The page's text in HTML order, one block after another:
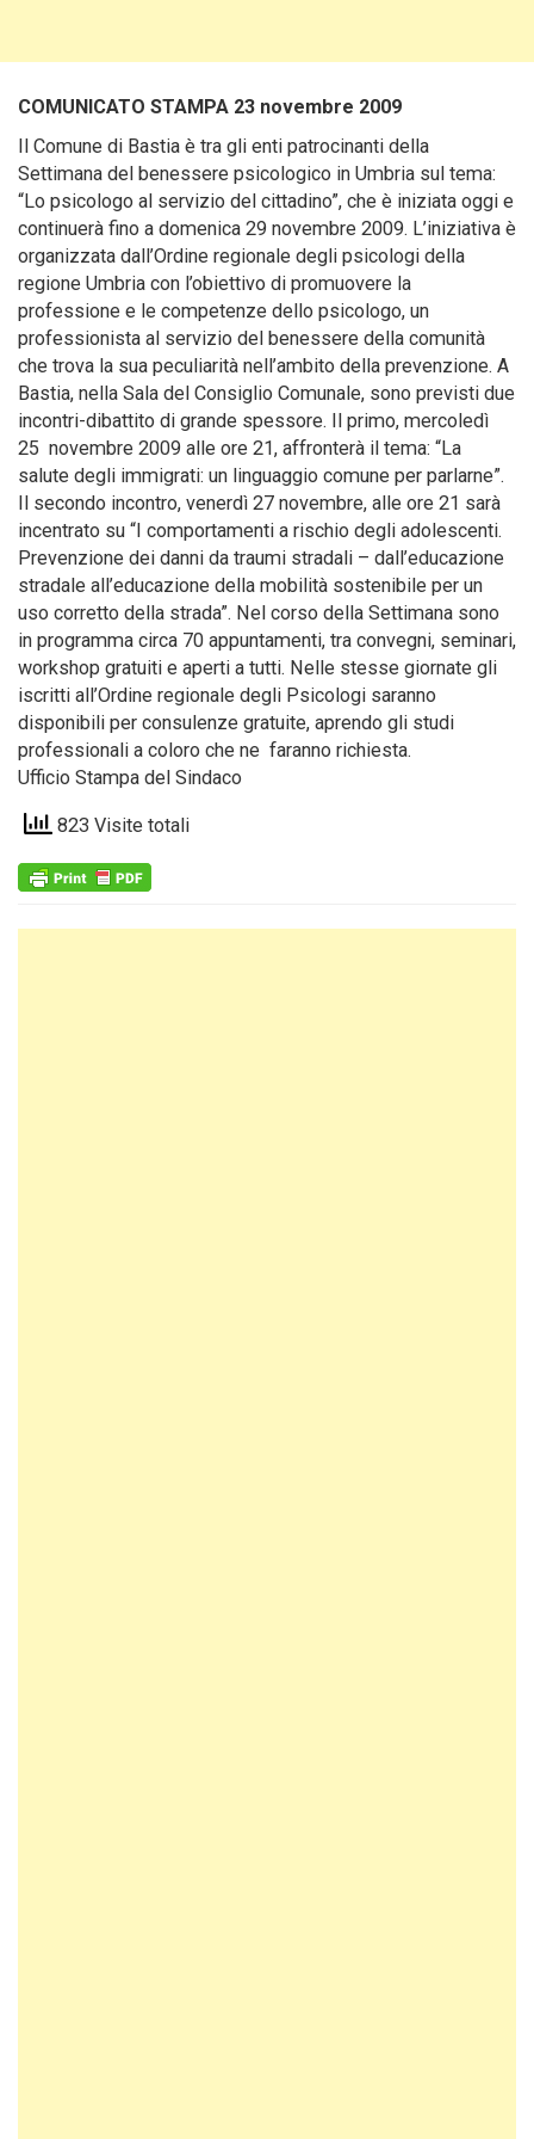
COMUNICATO STAMPA 23 novembre 2009
Il Comune di Bastia è tra gli enti patrocinanti della
Settimana del benessere psicologico in Umbria sul tema:
“Lo psicologo al servizio del cittadino”, che è iniziata oggi e
continuerà fino a domenica 29 novembre 2009. L’iniziativa è
organizzata dall’Ordine regionale degli psicologi della
regione Umbria con l’obiettivo di promuovere la
professione e le competenze dello psicologo, un
professionista al servizio del benessere della comunità
che trova la sua peculiarità nell’ambito della prevenzione. A
Bastia, nella Sala del Consiglio Comunale, sono previsti due
incontri-dibattito di grande spessore. Il primo, mercoledì
25 novembre 2009 alle ore 21, affronterà il tema: “La
salute degli immigrati: un linguaggio comune per parlarne”.
Il secondo incontro, venerdì 27 novembre, alle ore 21 sarà
incentrato su “I comportamenti a rischio degli adolescenti.
Prevenzione dei danni da traumi stradali – dall’educazione
stradale all’educazione della mobilità sostenibile per un
uso corretto della strada”. Nel corso della Settimana sono
in programma circa 70 appuntamenti, tra convegni, seminari,
workshop gratuiti e aperti a tutti. Nelle stesse giornate gli
iscritti all’Ordine regionale degli Psicologi saranno
disponibili per consulenze gratuite, aprendo gli studi
professionali a coloro che ne faranno richiesta.
Ufficio Stampa del Sindaco
823 Visite totali